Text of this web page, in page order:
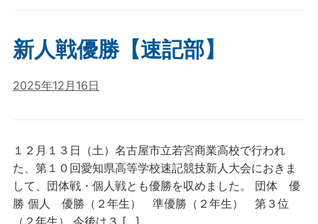
新人戦優勝【速記部】
2025年12月16日
１２月１３日（土）名古屋市立若宮商業高校で行われ
た、第１０回愛知県高等学校速記競技新人大会におきま
して、団体戦・個人戦とも優勝を収めました。 団体 優
勝 個人 優勝（２年生） 準優勝（２年生） 第３位